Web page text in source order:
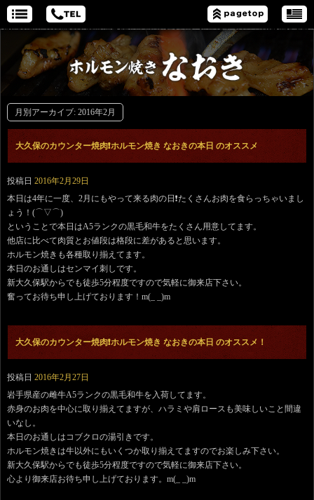
月別アーカイブ: 2016年2月
大久保のカウンター焼肉❗️ホルモン焼き なおきの本日 のオススメ
投稿日 2016年2月29日
本日は4年に一度、2月にもやって来る肉の日❗️たくさんお肉を食らっちゃいまし
ょう！(⌒▽⌒)
ということで本日はA5ランクの黒毛和牛をたくさん用意してます。
他店に比べて肉質とお値段は格段に差があると思います。
ホルモン焼きも各種取り揃えてます。
本日のお通しはセンマイ刺しです。
新大久保駅からでも徒歩5分程度ですので気軽に御来店下さい。
奮ってお待ち申し上げております！m(_ _)m
大久保のカウンター焼肉❗️ホルモン焼き なおきの本日 のオススメ！
投稿日 2016年2月27日
岩手県産の雌牛A5ランクの黒毛和牛を入荷してます。
赤身のお肉を中心に取り揃えてますが、ハラミや肩ロースも美味しいこと間違
いなし。
本日のお通しはコブクロの湯引きです。
ホルモン焼きは牛以外にもいくつか取り揃えてますのでお楽しみ下さい。
新大久保駅からでも徒歩5分程度ですので気軽に御来店下さい。
心より御来店お待ち申し上げております。m(_ _)m